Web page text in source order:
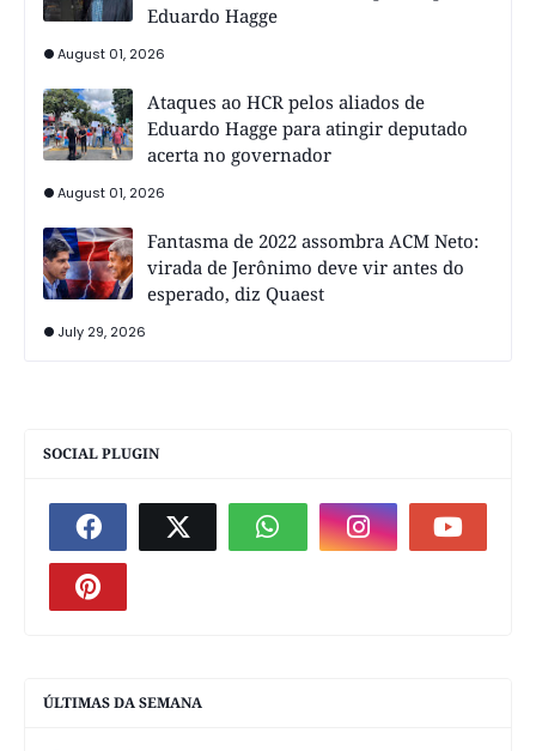
Eduardo Hagge
August 01, 2026
Ataques ao HCR pelos aliados de
Eduardo Hagge para atingir deputado
acerta no governador
August 01, 2026
Fantasma de 2022 assombra ACM Neto:
virada de Jerônimo deve vir antes do
esperado, diz Quaest
July 29, 2026
SOCIAL PLUGIN
ÚLTIMAS DA SEMANA